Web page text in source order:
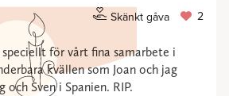
Skänkt gåva 2
för vårt fina samarbete i
kvällen som Joan och jag
Sven i Spanien. RIP.